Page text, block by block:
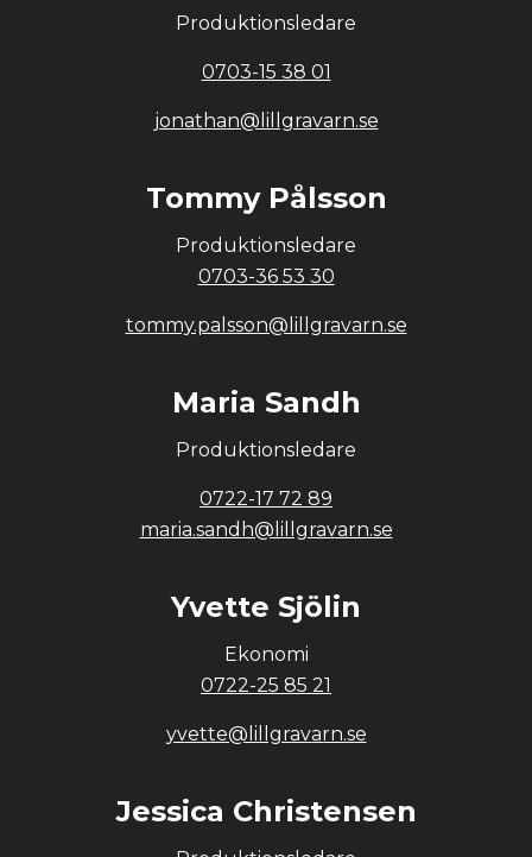
Produktionsledare
0703-15 38 01
jonathan@lillgravarn.se
Tommy Pålsson
Produktionsledare
0703-36 53 30
tommy.palsson@lillgravarn.se
Maria Sandh
Produktionsledare
0722-17 72 89
maria.sandh@lillgravarn.se
Yvette Sjölin
Ekonomi
0722-25 85 21
yvette@lillgravarn.se
Jessica Christensen